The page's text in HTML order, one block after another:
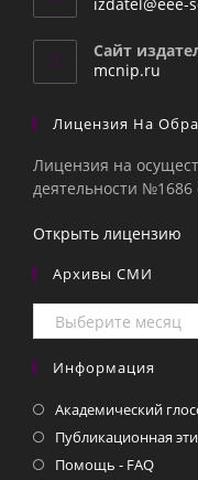
Сайт
mcnip.ru
Лицензия На
Лицензия на
деятельности №1686
Открыть лицензию
Архивы СМИ
Архивы
СМИ
Информация
Академический
Публикационная
Помощь - FAQ